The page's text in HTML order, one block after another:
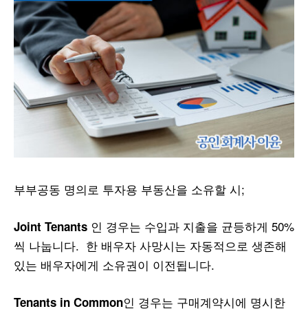
부부공동 명의로 투자용 부동산을 소유할 시;
Joint Tenants 인 경우는 수입과 지출을 균등하게 50%
씩 나눕니다. 한 배우자 사망시는 자동적으로 생존해
있는 배우자에게 소유권이 이전됩니다.
Tenants in Common인 경우는 구매계약시에 명시한